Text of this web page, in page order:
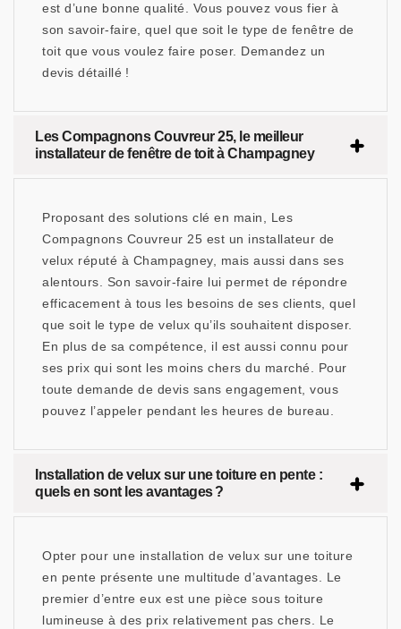
est d’une bonne qualité. Vous pouvez vous fier à
son savoir-faire, quel que soit le type de fenêtre de
toit que vous voulez faire poser. Demandez un
devis détaillé !
Les Compagnons Couvreur 25, le meilleur
installateur de fenêtre de toit à Champagney
Proposant des solutions clé en main, Les
Compagnons Couvreur 25 est un installateur de
velux réputé à Champagney, mais aussi dans ses
alentours. Son savoir-faire lui permet de répondre
efficacement à tous les besoins de ses clients, quel
que soit le type de velux qu’ils souhaitent disposer.
En plus de sa compétence, il est aussi connu pour
ses prix qui sont les moins chers du marché. Pour
toute demande de devis sans engagement, vous
pouvez l’appeler pendant les heures de bureau.
Installation de velux sur une toiture en pente :
quels en sont les avantages ?
Opter pour une installation de velux sur une toiture
en pente présente une multitude d’avantages. Le
premier d’entre eux est une pièce sous toiture
lumineuse à des prix relativement pas chers. Le